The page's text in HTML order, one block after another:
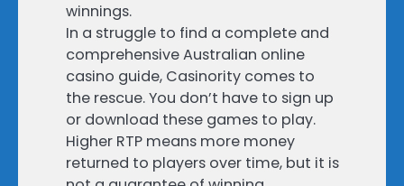
winnings.
In a struggle to find a complete and
comprehensive Australian online
casino guide, Casinority comes to
the rescue. You don’t have to sign up
or download these games to play.
Higher RTP means more money
returned to players over time, but it is